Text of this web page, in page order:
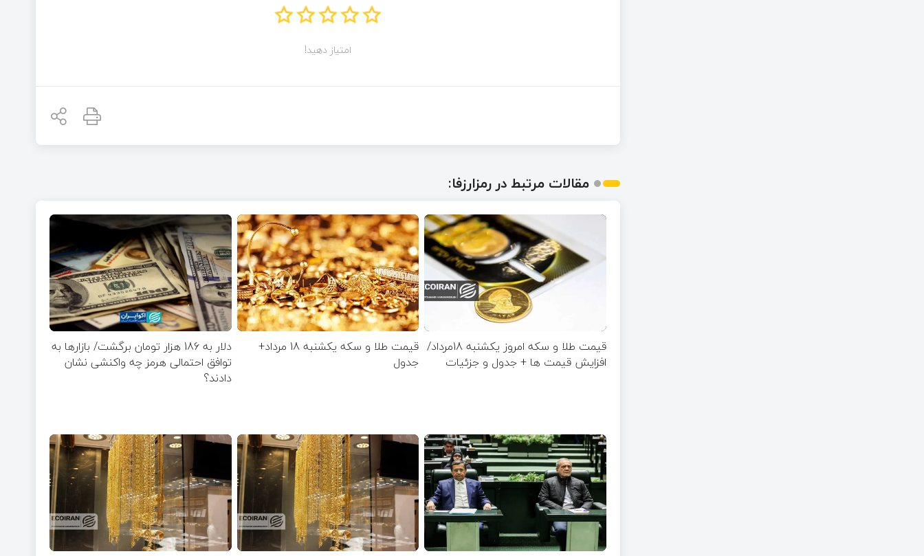
امتیاز دهید!
مقالات مرتبط در رمزارزفا:
قیمت طلا و سکه امروز یکشنبه 18مرداد/
افزایش قیمت ها + جدول و جزئیات
قیمت طلا و سکه یکشنبه 18 مرداد+
جدول
دلار به 186 هزار تومان برگشت/ بازارها به
توافق احتمالی هرمز چه واکنشی نشان
دادند؟